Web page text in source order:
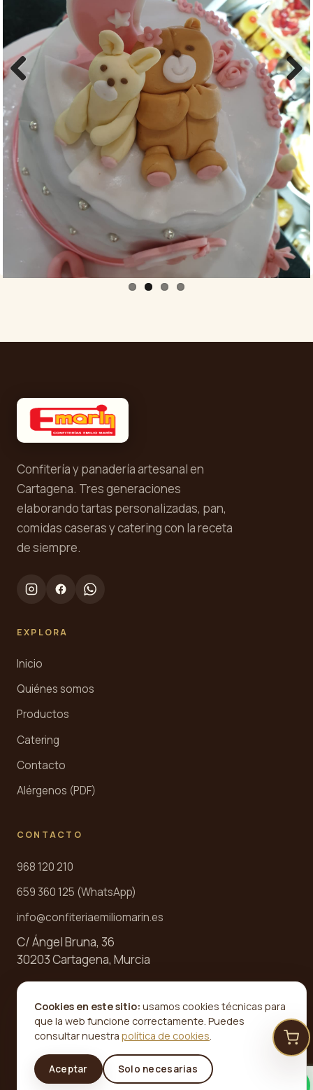
Previous Next
Confitería y panadería artesanal en
Cartagena. Tres generaciones
elaborando tartas personalizadas, pan,
comidas caseras y catering con la receta
de siempre.
EXPLORA
Inicio
Quiénes somos
Productos
Catering
Contacto
Alérgenos (PDF)
CONTACTO
968 120 210
659 360 125 (WhatsApp)
info@confiteriaemiliomarin.es
C/ Ángel Bruna, 36
30203 Cartagena, Murcia
HORARIO
Mar — Sáb · 9:00 a 21:00
Dom y festivos · 8:30 a 15:30
Lunes · cerrado
Cookies en este sitio: usamos cookies técnicas para
que la web funcione correctamente. Puedes
consultar nuestra política de cookies.
Aceptar Solo necesarias